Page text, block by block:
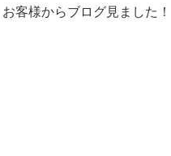
客様からブログ見まし